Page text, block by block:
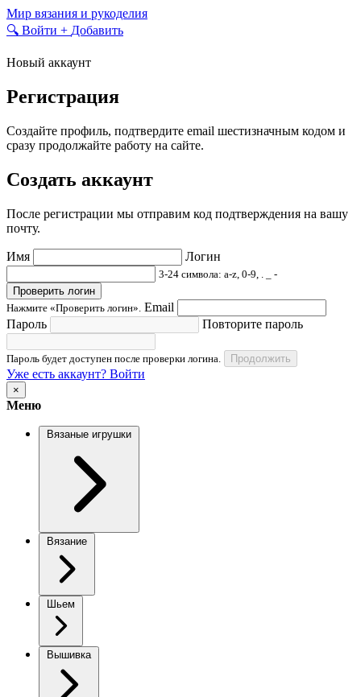
Skip
to
Мир вязания и рукоделия
🔍 Войти + Добавить
Новый аккаунт
Регистрация
Создайте профиль, подтвердите email шестизначным кодом и
сразу продолжайте работу на сайте.
Создать аккаунт
После регистрации мы отправим код подтверждения на вашу
почту.
Имя Логин
3-24 символа: a-z, 0-9, . _ -
Проверить логин
Нажмите «Проверить логин». Email
Пароль
Повторите пароль
Пароль будет доступен после проверки логина. Продолжить
Уже есть аккаунт? Войти
×
Меню
Вязаные игрушки
Вязание
Шьем
Вышивка